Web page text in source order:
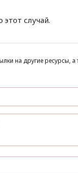
случай.
на другие ресурсы,